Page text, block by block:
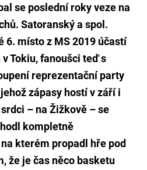
se poslední roky veze na
Satoranský a spol.
6. místo z MS 2019 účastí
Tokiu, fanoušci teď s
reprezentační party
zápasy hostí v září i
– na Žižkově – se
kompletně
kterém propadl hře pod
že je čas něco basketu